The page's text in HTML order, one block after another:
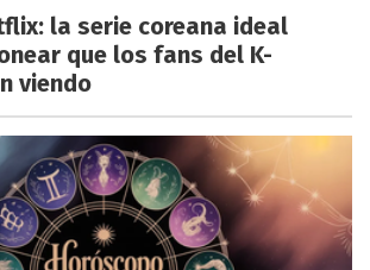
la serie coreana ideal
que los fans del K-
viendo